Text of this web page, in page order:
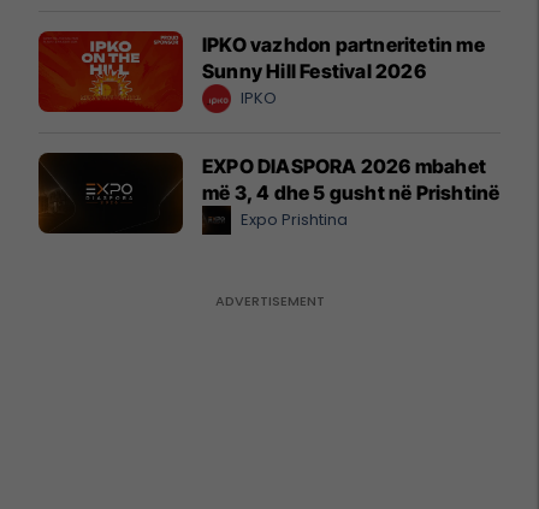
IPKO vazhdon partneritetin me
Sunny Hill Festival 2026
IPKO
EXPO DIASPORA 2026 mbahet
më 3, 4 dhe 5 gusht në Prishtinë
Expo Prishtina